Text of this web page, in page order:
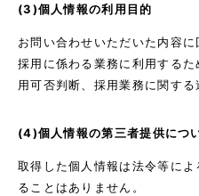
(3)個人情報の利用目的
お問い合わせいただいた内容に
採用に係わる業務に利用する
用可否判断、採用業務に関する
(4)個人情報の第三者提供につ
取得した個人情報は法令等に
ることはありません。